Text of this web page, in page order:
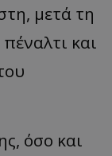
μετά τη
και
όσο και